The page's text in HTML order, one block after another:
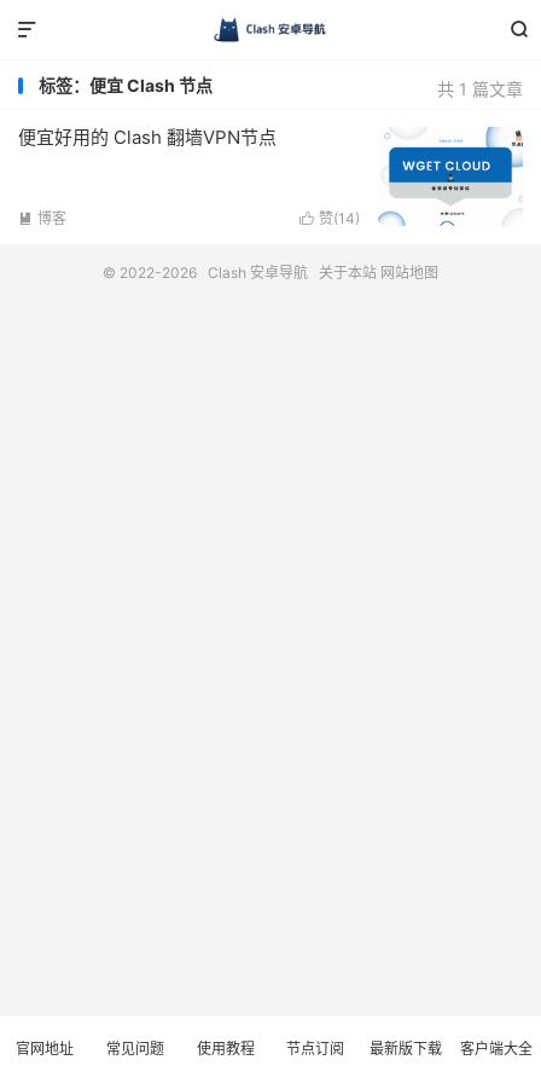


共 1 篇文章
标签：便宜 Clash 节点
便宜好用的 Clash 翻墙VPN节点
 赞(14)
 博客
© 2022-2026 Clash 安卓导航 关于本站 网站地图
官网地址 常见问题 使用教程 节点订阅 最新版下载 客户端大全